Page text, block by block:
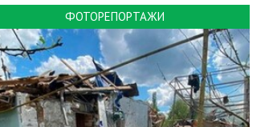
ФОТОРЕПОРТАЖИ